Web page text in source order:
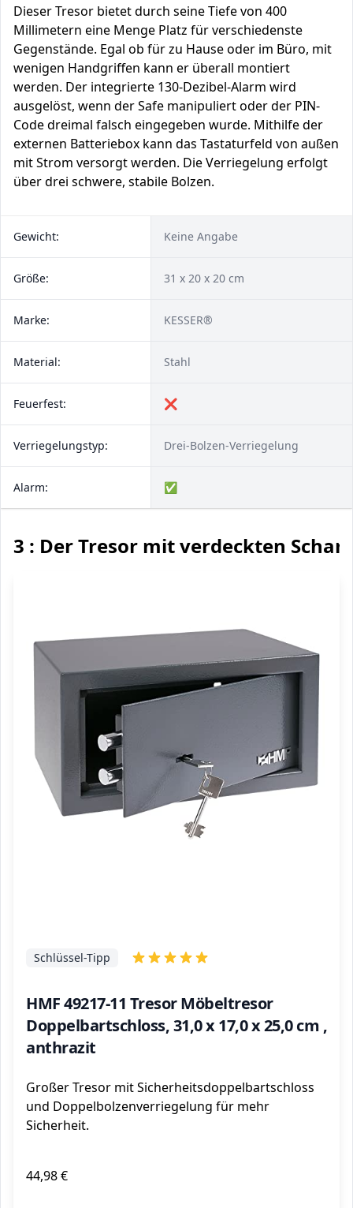
Dieser Tresor bietet durch seine Tiefe von 400
Millimetern eine Menge Platz für verschiedenste
Gegenstände. Egal ob für zu Hause oder im Büro, mit
wenigen Handgriffen kann er überall montiert
werden. Der integrierte 130-Dezibel-Alarm wird
ausgelöst, wenn der Safe manipuliert oder der PIN-
Code dreimal falsch eingegeben wurde. Mithilfe der
externen Batteriebox kann das Tastaturfeld von außen
mit Strom versorgt werden. Die Verriegelung erfolgt
über drei schwere, stabile Bolzen.
Gewicht: Keine Angabe
Größe: 31 x 20 x 20 cm
Marke: KESSER®
Material: Stahl
Feuerfest: ❌
Verriegelungstyp: Drei-Bolzen-Verriegelung
Alarm: ✅
3 : Der Tresor mit verdeckten
HMF 49217-11 Tresor Möbeltresor
Doppelbartschloss, 31,0 x 17,0 x 25,0 cm ,
anthrazit
Schlüssel-Tipp
Großer Tresor mit Sicherheitsdoppelbartschloss
und Doppelbolzenverriegelung für mehr
Sicherheit.
44,98 €